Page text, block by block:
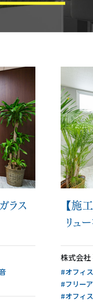
NEWS
FAQ よく
オ
ラス
【施
リュ
株式会社
#オフィス
#フリー
#オフィ